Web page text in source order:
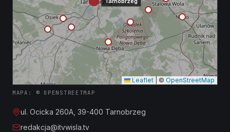
Leaflet © OpenStreetMap
MAPA: © OPENSTREETMAP
ul. Ocicka 260A, 39-400 Tarnobrzeg
redakcja@itvwisla.tv